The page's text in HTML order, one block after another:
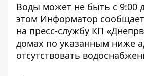
Воды может не быть с 9:00
этом Информатор
на пресс-службу КП
домах по указанным ниже
отсутствовать